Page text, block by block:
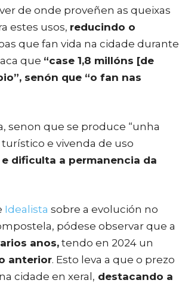
de onde proveñen as queixas
estes usos, reducindo o
que fan vida na cidade durante
que “case 1,8 millóns [de
senón que “o fan nas
senon que se produce “unha
e vivenda de uso
dificulta a permanencia da
Idealista sobre a evolución no
pódese observar que a
anos, tendo en 2024 un
anterior. Esto leva a que o prezo
na cidade en xeral, destacando a